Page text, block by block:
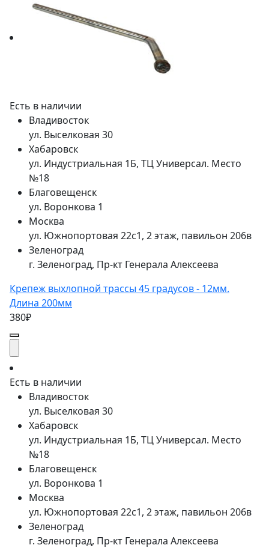
Есть в наличии
Владивосток
ул. Выселковая 30
Хабаровск
ул. Индустриальная 1Б, ТЦ Универсал. Место
№18
Благовещенск
ул. Воронкова 1
Москва
ул. Южнопортовая 22с1, 2 этаж, павильон 206в
Зеленоград
г. Зеленоград, Пр-кт Генерала Алексеева
Крепеж выхлопной трассы 45 градусов - 12мм.
Длина 200мм
380₽
Есть в наличии
Владивосток
ул. Выселковая 30
Хабаровск
ул. Индустриальная 1Б, ТЦ Универсал. Место
№18
Благовещенск
ул. Воронкова 1
Москва
ул. Южнопортовая 22с1, 2 этаж, павильон 206в
Зеленоград
г. Зеленоград, Пр-кт Генерала Алексеева